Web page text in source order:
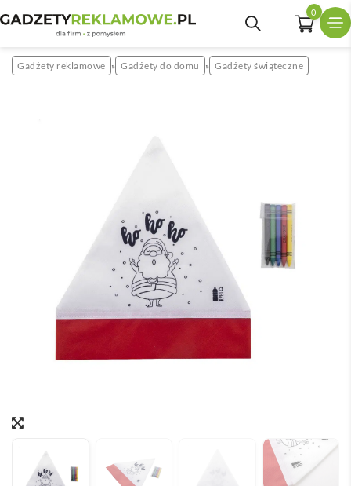
0
Gadżety reklamowe » Gadżety do domu » Gadżety świąteczne